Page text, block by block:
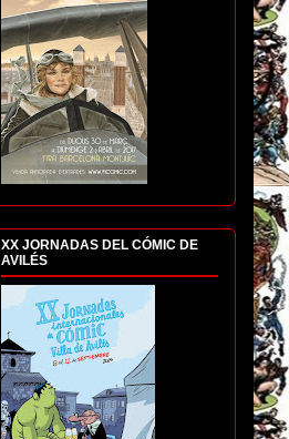
XX JORNADAS DEL CÓMIC DE
AVILÉS